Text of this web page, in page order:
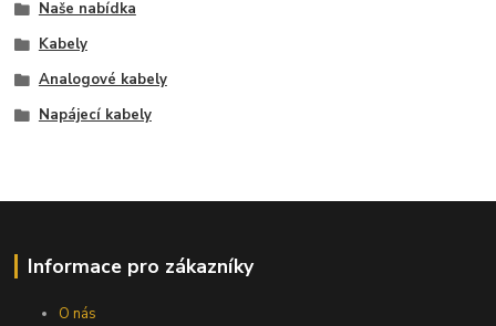
Naše nabídka
Kabely
Analogové kabely
Napájecí kabely
Informace pro zákazníky
O nás